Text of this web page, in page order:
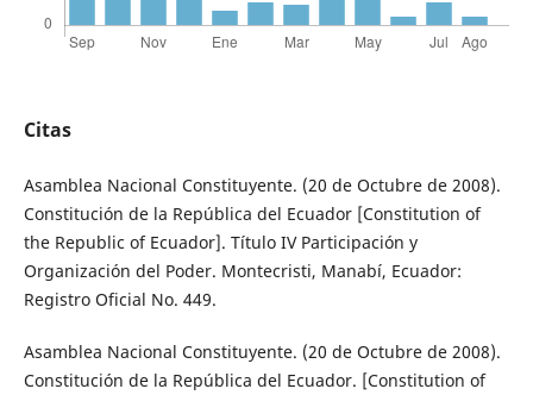
Citas
Asamblea Nacional Constituyente. (20 de Octubre de 2008).
Constitución de la República del Ecuador [Constitution of
the Republic of Ecuador]. Título IV Participación y
Organización del Poder. Montecristi, Manabí, Ecuador:
Registro Oficial No. 449.
Asamblea Nacional Constituyente. (20 de Octubre de 2008).
Constitución de la República del Ecuador. [Constitution of